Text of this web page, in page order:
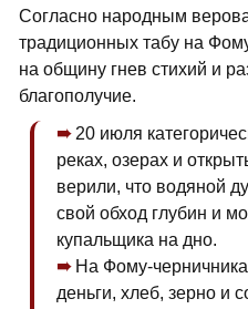
Согласно народным
традиционных табу на
на общину гнев стихий и
благополучие.
20 июля
реках, озерах и
верили, что водяной
свой обход глубин и
купальщика на дно.
На Фому-
деньги, хлеб, зерно и